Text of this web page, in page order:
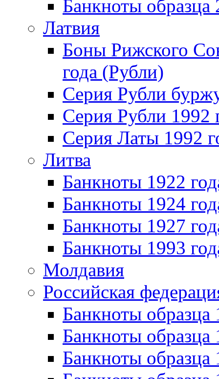
Банкноты
Латвия
Боны Рижского
года (Рубли)
Серия Рубли
Серия Рубли 1992
Серия Латы 1992
Литва
Банкноты 1922
Банкноты 1924
Банкноты 1927
Банкноты 1993
Молдавия
Российская
Банкноты образца
Банкноты образца
Банкноты образца